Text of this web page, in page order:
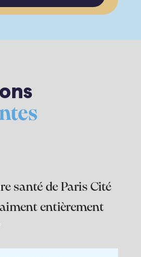
santé de Paris Cité
entièrement